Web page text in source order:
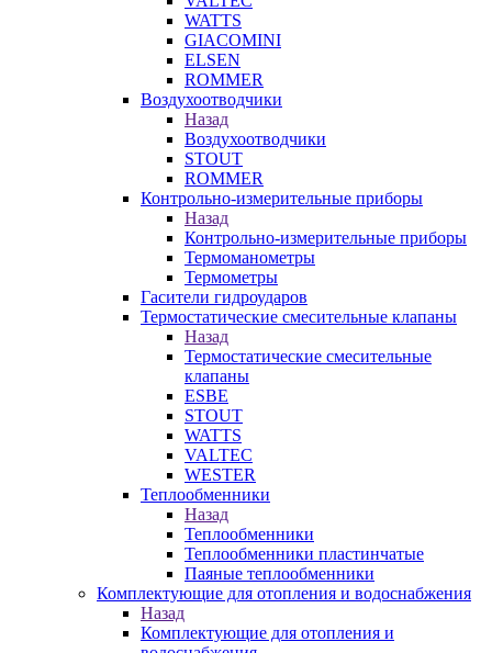
WATTS
GIACOMINI
ELSEN
ROMMER
Воздухоотводчики
Назад
Воздухоотводчики
STOUT
ROMMER
Контрольно-измерительные приборы
Назад
Контрольно-измерительные приборы
Термоманометры
Термометры
Гасители гидроударов
Термостатические смесительные клапаны
Назад
Термостатические смесительные
клапаны
ESBE
STOUT
WATTS
VALTEC
WESTER
Теплообменники
Назад
Теплообменники
Теплообменники пластинчатые
Паяные теплообменники
Комплектующие для отопления и водоснабжения
Назад
Комплектующие для отопления и